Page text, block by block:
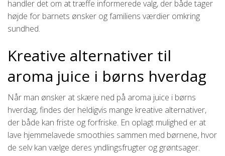
handler det om at træffe informerede valg, der både tager
højde for barnets ønsker og familiens værdier omkring
sundhed.
Kreative alternativer til
aroma juice i børns hverdag
Når man ønsker at skære ned på aroma juice i børns
hverdag, findes der heldigvis mange kreative alternativer,
der både kan friste og forfriske. En oplagt mulighed er at
lave hjemmelavede smoothies sammen med børnene, hvor
de selv kan vælge deres yndlingsfrugter og grøntsager.